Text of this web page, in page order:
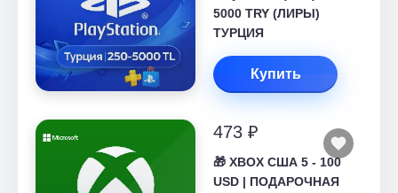
5000 TRY (ЛИРЫ)
ТУРЦИЯ
Купить
473 ₽
🎁 XBOX США 5 - 100
USD | ПОДАРОЧНАЯ